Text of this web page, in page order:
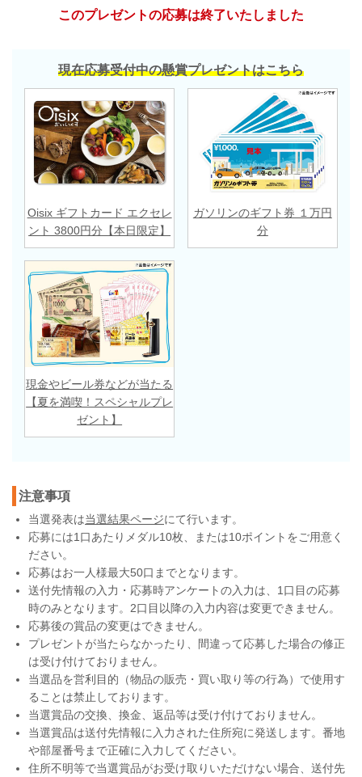
このプレゼントの応募は終了いたしました
現在応募受付中の懸賞プレゼントはこちら
Oisix ギフトカード エクセレ
ント 3800円分【本日限定】
ガソリンのギフト券 １万円
分
現金やビール券などが当たる
【夏を満喫！スペシャルプレ
ゼント】
注意事項
当選発表は当選結果ページにて行います。
応募には1口あたりメダル10枚、または10ポイントをご用意く
ださい。
応募はお一人様最大50口までとなります。
送付先情報の入力・応募時アンケートの入力は、1口目の応募
時のみとなります。2口目以降の入力内容は変更できません。
応募後の賞品の変更はできません。
プレゼントが当たらなかったり、間違って応募した場合の修正
は受け付けておりません。
当選品を営利目的（物品の販売・買い取り等の行為）で使用す
ることは禁止しております。
当選賞品の交換、換金、返品等は受け付けておりません。
当選賞品は送付先情報に入力された住所宛に発送します。番地
や部屋番号まで正確に入力してください。
住所不明等で当選賞品がお受け取りいただけない場合、送付先